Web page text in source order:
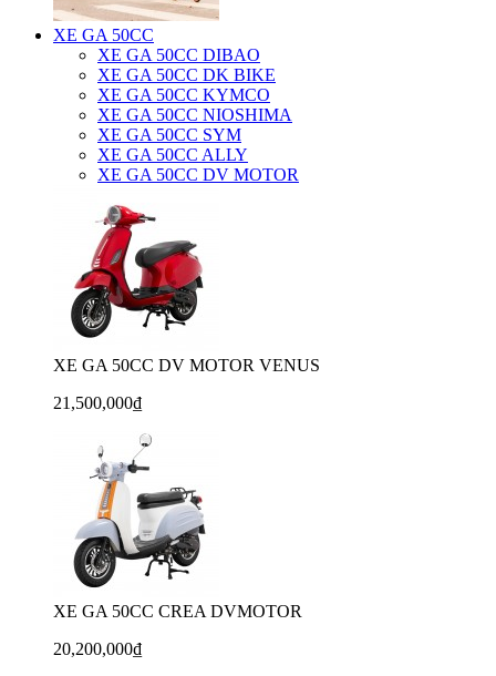
XE GA 50CC
XE GA 50CC DIBAO
XE GA 50CC DK BIKE
XE GA 50CC KYMCO
XE GA 50CC NIOSHIMA
XE GA 50CC SYM
XE GA 50CC ALLY
XE GA 50CC DV MOTOR
XE GA 50CC DV MOTOR VENUS
21,500,000₫
XE GA 50CC CREA DVMOTOR
20,200,000₫